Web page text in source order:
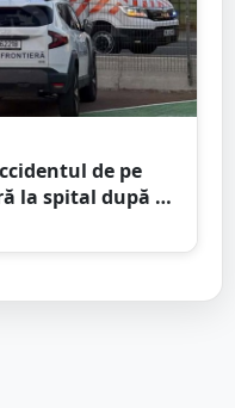
de pe
la spital după ce